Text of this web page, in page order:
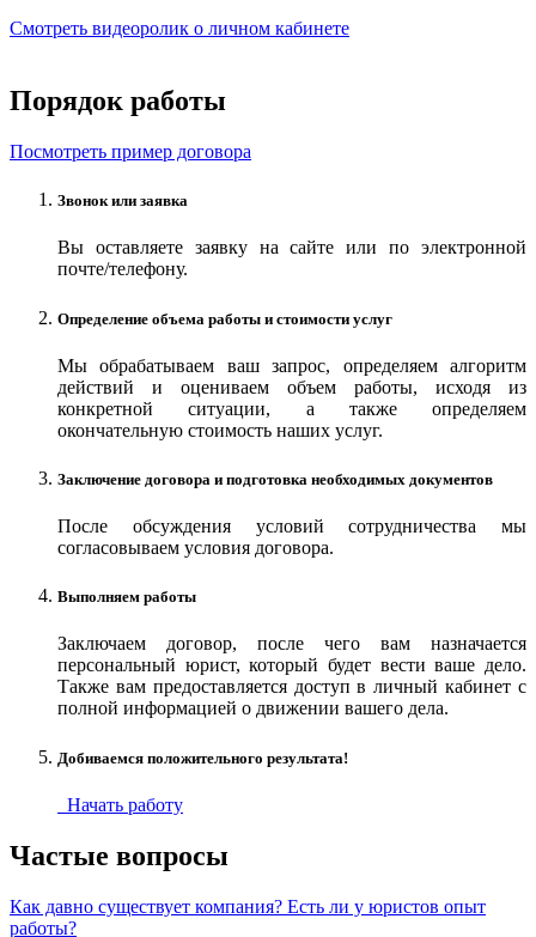
Смотреть видеоролик о личном кабинете
Порядок работы
Посмотреть пример договора
Звонок или заявка
Вы оставляете заявку на сайте или по электронной
почте/телефону.
Определение объема работы и стоимости услуг
Мы обрабатываем ваш запрос, определяем алгоритм
действий и оцениваем объем работы, исходя из
конкретной ситуации, а также определяем
окончательную стоимость наших услуг.
Заключение договора и подготовка необходимых документов
После обсуждения условий сотрудничества мы
согласовываем условия договора.
Выполняем работы
Заключаем договор, после чего вам назначается
персональный юрист, который будет вести ваше дело.
Также вам предоставляется доступ в личный кабинет с
полной информацией о движении вашего дела.
Добиваемся положительного результата!
Начать работу
Частые вопросы
Как давно существует компания? Есть ли у юристов опыт
работы?